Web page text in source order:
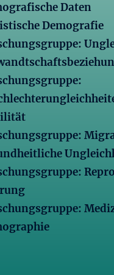
Daten
Demografie